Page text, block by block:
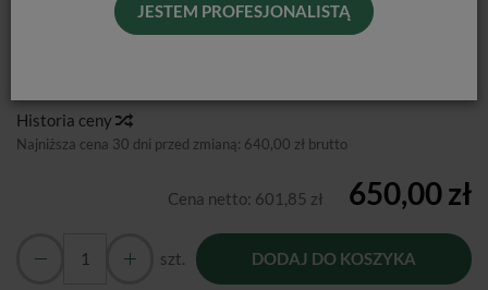
JESTEM PROFESJONALISTĄ
Historia ceny
Najniższa cena 30 dni przed zmianą: 640,00 zł brutto
Cena netto: 601,85 zł 650,00 zł
szt. DODAJ DO KOSZYKA